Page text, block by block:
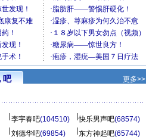
吧 更多>>
李宇春吧(104510) 快乐男声吧(68574)
刘德华吧(69854) 东方神起吧(65744)